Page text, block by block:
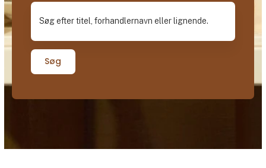
Søg efter titel, forhandlernavn eller lignende.
Søg